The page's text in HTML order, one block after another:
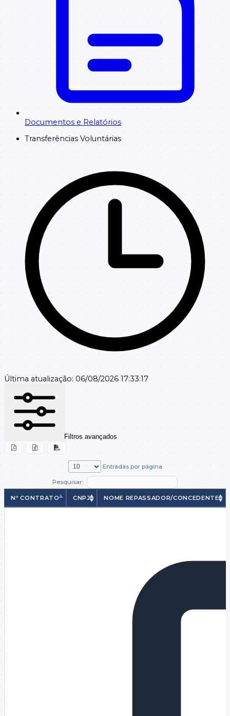
Documentos e Relatórios
Transferências Voluntárias
Última atualização: 06/08/2026 17:33:17
Filtros avançados
Entradas por página
Pesquisar:
Nº CONTRATO CNPJ
NOME REPASSADOR/CONCEDENTE
Nº CONTRATO
CNPJ NOME REPASSADOR/CONCEDENTE